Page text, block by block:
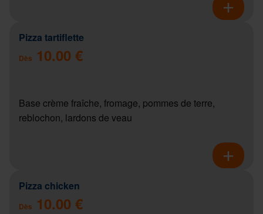
Pizza tartiflette
Dès 10.00 €
Base crème fraîche, fromage, pommes de terre,
reblochon, lardons de veau
Pizza chicken
Dès 10.00 €